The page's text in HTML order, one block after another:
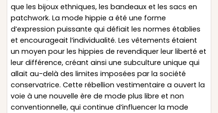
que les bijoux ethniques, les bandeaux et les sacs en
patchwork. La mode hippie a été une forme
d’expression puissante qui défiait les normes établies
et encourageait l’individualité. Les vêtements étaient
un moyen pour les hippies de revendiquer leur liberté et
leur différence, créant ainsi une subculture unique qui
allait au-delà des limites imposées par la société
conservatrice. Cette rébellion vestimentaire a ouvert la
voie à une nouvelle ère de mode plus libre et non
conventionnelle, qui continue d’influencer la mode